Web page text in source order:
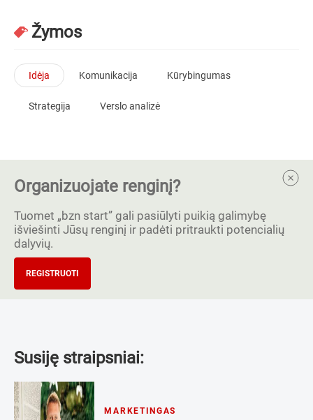
Žymos
Idėja Komunikacija Kūrybingumas
Strategija Verslo analizė
Organizuojate renginį?
Tuomet „bzn start” gali pasiūlyti puikią galimybę
išviešinti Jūsų renginį ir padėti pritraukti potencialių
dalyvių.
REGISTRUOTI
Susiję straipsniai:
MARKETINGAS